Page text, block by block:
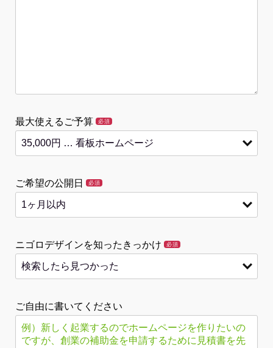
最大使えるご予算 必須
ご希望の公開日 必須
ニゴロデザインを知ったきっかけ 必須
ご自由に書いてください